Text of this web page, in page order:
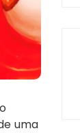
uma